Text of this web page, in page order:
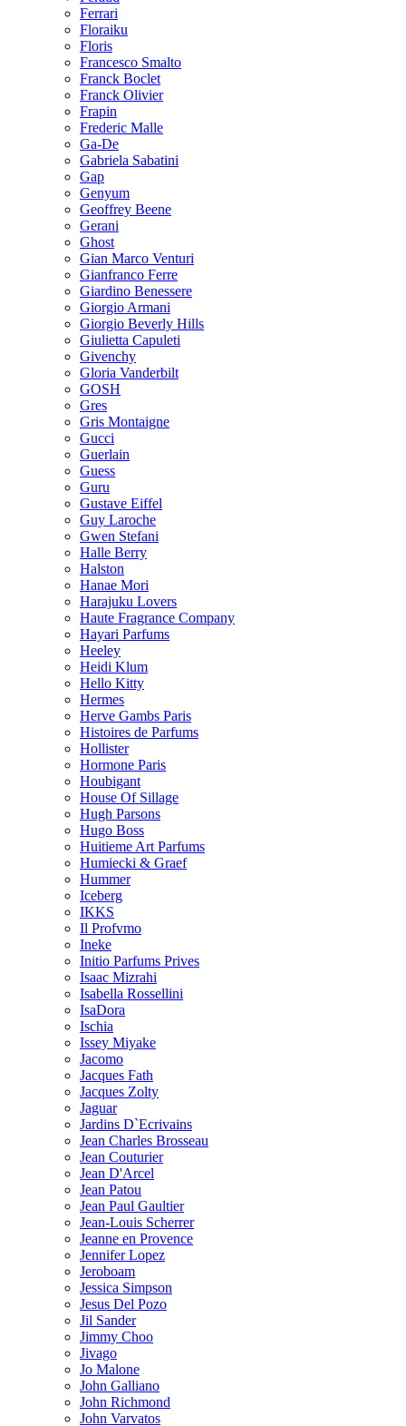
Ferrari
Floraiku
Floris
Francesco Smalto
Franck Boclet
Franck Olivier
Frapin
Frederic Malle
Ga-De
Gabriela Sabatini
Gap
Genyum
Geoffrey Beene
Gerani
Ghost
Gian Marco Venturi
Gianfranco Ferre
Giardino Benessere
Giorgio Armani
Giorgio Beverly Hills
Giulietta Capuleti
Givenchy
Gloria Vanderbilt
GOSH
Gres
Gris Montaigne
Gucci
Guerlain
Guess
Guru
Gustave Eiffel
Guy Laroche
Gwen Stefani
Halle Berry
Halston
Hanae Mori
Harajuku Lovers
Haute Fragrance Company
Hayari Parfums
Heeley
Heidi Klum
Hello Kitty
Hermes
Herve Gambs Paris
Histoires de Parfums
Hollister
Hormone Paris
Houbigant
House Of Sillage
Hugh Parsons
Hugo Boss
Huitieme Art Parfums
Humiecki & Graef
Hummer
Iceberg
IKKS
Il Profvmo
Ineke
Initio Parfums Prives
Isaac Mizrahi
Isabella Rossellini
IsaDora
Ischia
Issey Miyake
Jacomo
Jacques Fath
Jacques Zolty
Jaguar
Jardins D`Ecrivains
Jean Charles Brosseau
Jean Couturier
Jean D'Arcel
Jean Patou
Jean Paul Gaultier
Jean-Louis Scherrer
Jeanne en Provence
Jennifer Lopez
Jeroboam
Jessica Simpson
Jesus Del Pozo
Jil Sander
Jimmy Choo
Jivago
Jo Malone
John Galliano
John Richmond
John Varvatos